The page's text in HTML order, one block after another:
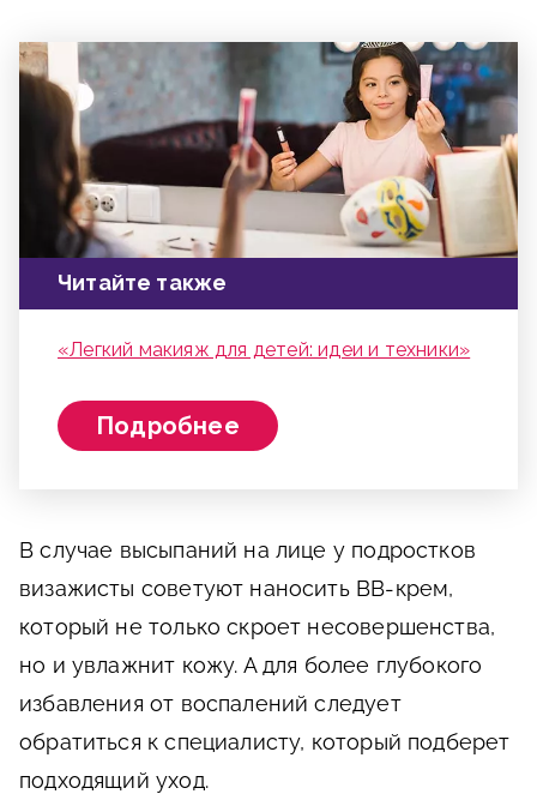
Читайте также
«Легкий макияж для детей: идеи и техники»
Подробнее
В случае высыпаний на лице у подростков
визажисты советуют наносить ВВ-крем,
который не только скроет несовершенства,
но и увлажнит кожу. А для более глубокого
избавления от воспалений следует
обратиться к специалисту, который подберет
подходящий уход.